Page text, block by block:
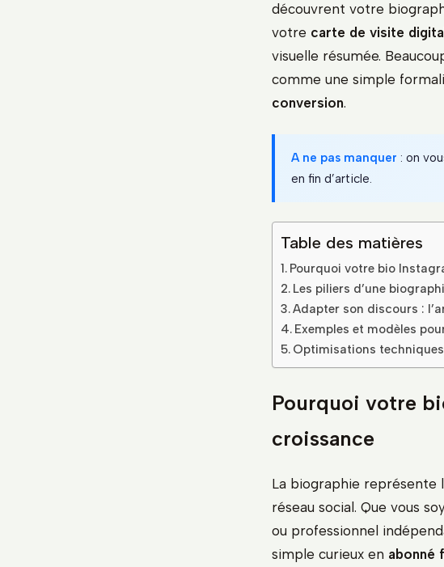
découvrent votre
votre carte de visite
visuelle résumée.
comme une simple
conversion.
A ne pas manquer : on
en fin d’article.
Table des matières
Pourquoi votre bio
Les piliers d’une
Adapter son discours :
Exemples et modèles
Optimisations
Pourquoi votre
croissance
La biographie représente
réseau social. Que vous
ou professionnel
simple curieux en abonné